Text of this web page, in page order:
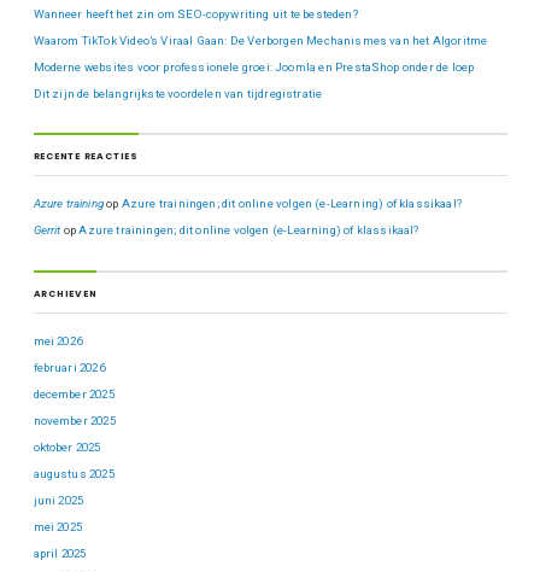
Wanneer heeft het zin om SEO-copywriting uit te besteden?
Waarom TikTok Video’s Viraal Gaan: De Verborgen Mechanismes van het Algoritme
Moderne websites voor professionele groei: Joomla en PrestaShop onder de loep
Dit zijn de belangrijkste voordelen van tijdregistratie
RECENTE REACTIES
Azure trainingop Azure trainingen; dit online volgen (e-Learning) of klassikaal?
Gerrit opAzure trainingen; dit online volgen (e-Learning) of klassikaal?
ARCHIEVEN
mei 2026
februari 2026
december 2025
november 2025
oktober 2025
augustus 2025
juni 2025
mei 2025
april 2025